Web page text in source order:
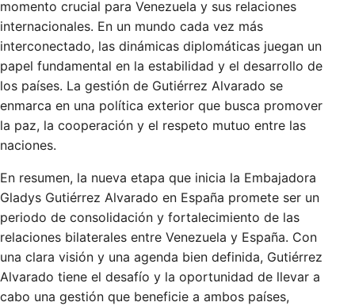
momento crucial para Venezuela y sus relaciones
internacionales. En un mundo cada vez más
interconectado, las dinámicas diplomáticas juegan un
papel fundamental en la estabilidad y el desarrollo de
los países. La gestión de Gutiérrez Alvarado se
enmarca en una política exterior que busca promover
la paz, la cooperación y el respeto mutuo entre las
naciones.
En resumen, la nueva etapa que inicia la Embajadora
Gladys Gutiérrez Alvarado en España promete ser un
periodo de consolidación y fortalecimiento de las
relaciones bilaterales entre Venezuela y España. Con
una clara visión y una agenda bien definida, Gutiérrez
Alvarado tiene el desafío y la oportunidad de llevar a
cabo una gestión que beneficie a ambos países,